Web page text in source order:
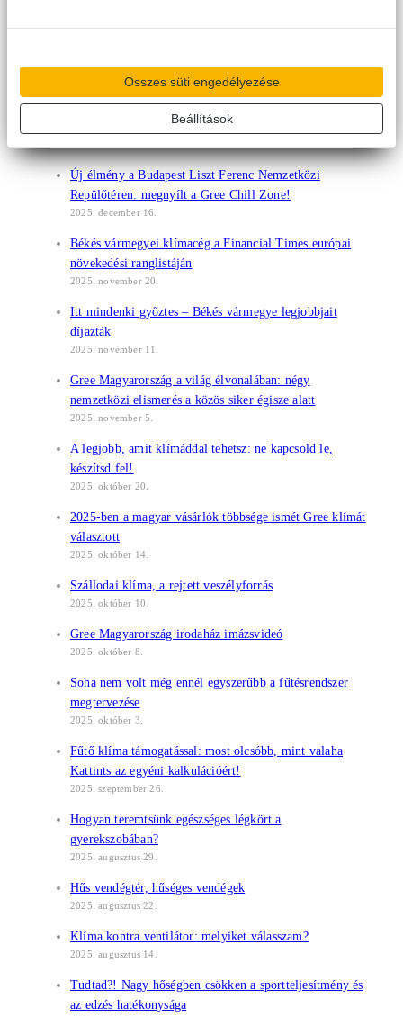
Összes süti engedélyezése
Beállítások
2026. január 9.
Újdonság a Gree Magyarország weboldalán: mostantól a
3D megjelenítés is segít a klímaválasztásban
Új élmény a Budapest Liszt Ferenc Nemzetközi
Repülőtéren: megnyílt a Gree Chill Zone!
2025. december 16.
Békés vármegyei klímacég a Financial Times európai
növekedési ranglistáján
2025. november 20.
Itt mindenki győztes – Békés vármegye legjobbjait
díjazták
2025. november 11.
Gree Magyarország a világ élvonalában: négy
nemzetközi elismerés a közös siker égisze alatt
2025. november 5.
A legjobb, amit klímáddal tehetsz: ne kapcsold le,
készítsd fel!
2025. október 20.
2025-ben a magyar vásárlók többsége ismét Gree klímát
választott
2025. október 14.
Szállodai klíma, a rejtett veszélyforrás
2025. október 10.
Gree Magyarország irodaház imázsvideó
2025. október 8.
Soha nem volt még ennél egyszerűbb a fűtésrendszer
megtervezése
2025. október 3.
Fűtő klíma támogatással: most olcsóbb, mint valaha
Kattints az egyéni kalkulációért!
2025. szeptember 26.
Hogyan teremtsünk egészséges légkört a
gyerekszobában?
2025. augusztus 29.
Hűs vendégtér, hűséges vendégek
2025. augusztus 22.
Klíma kontra ventilátor: melyiket válasszam?
2025. augusztus 14.
Tudtad?! Nagy hőségben csökken a sportteljesítmény és
az edzés hatékonysága